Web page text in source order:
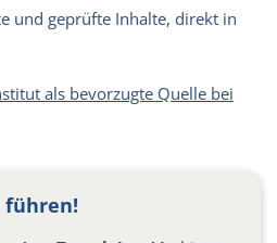
und geprüfte Inhalte, direkt in
als bevorzugte Quelle bei
führen!